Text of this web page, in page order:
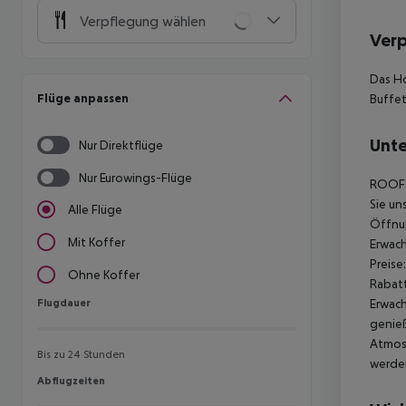
Verpflegung wählen
Flüge anpassen
Nur Direktflüge
Nur Eurowings-Flüge
Alle Flüge
Mit Koffer
Ohne Koffer
Flugdauer
Flugdauer
Bis zu 24 Stunden
Abflugzeiten
Abflugzeiten
Das
Sie
Preise: